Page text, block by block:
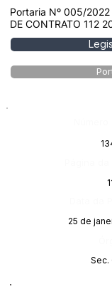
Portaria Nº 005/2022
DE CONTRATO 112
25 de
Sec.